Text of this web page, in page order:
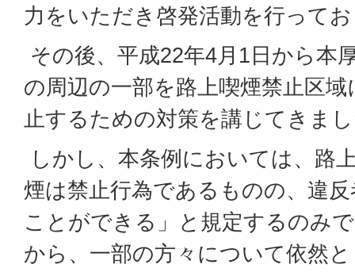
力をいただき啓発活動を行って
その後、平成22年4月1日から本
の周辺の一部を路上喫煙禁止区
止するための対策を講じてきま
しかし、本条例においては、路
煙は禁止行為であるものの、違
ことができる」と規定するのみ
から、一部の方々について依然